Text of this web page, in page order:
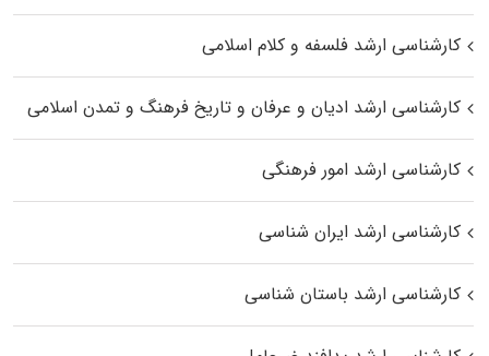
کارشناسی ارشد فلسفه و کلام اسلامی
کارشناسی ارشد ادیان و عرفان و تاریخ فرهنگ و تمدن اسلامی
کارشناسی ارشد امور فرهنگی
کارشناسی ارشد ایران شناسی
کارشناسی ارشد باستان شناسی